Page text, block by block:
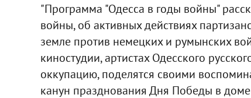
"Программа "Одесса в годы войны"
войны, об активных действиях
земле против немецких и румынских
киностудии, артистах Одесского
оккупацию, поделятся своими
канун празднования Дня Победы в